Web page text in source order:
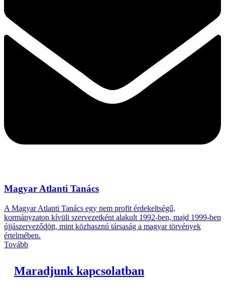
Magyar Atlanti Tanács
A Magyar Atlanti Tanács egy nem profit érdekeltségű,
kormányzaton kívüli szervezetként alakult 1992-ben, majd 1999-ben
újjászerveződött, mint közhasznú társaság a magyar törvények
értelmében.
Tovább
Maradjunk kapcsolatban